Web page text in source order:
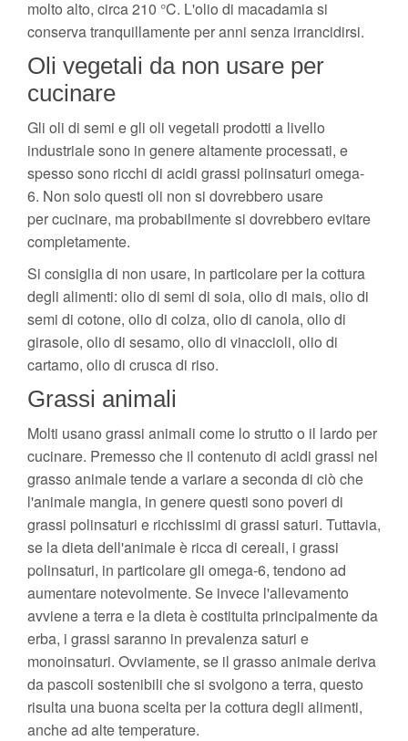
molto alto, circa 210 °C. L'olio di macadamia si
conserva tranquillamente per anni senza irrancidirsi.
Oli vegetali da non usare per
cucinare
Gli oli di semi e gli oli vegetali prodotti a livello
industriale sono in genere altamente processati, e
spesso sono ricchi di acidi grassi polinsaturi omega-
6. Non solo questi oli non si dovrebbero usare
per cucinare, ma probabilmente si dovrebbero evitare
completamente.
Si consiglia di non usare, in particolare per la cottura
degli alimenti: olio di semi di soia, olio di mais, olio di
semi di cotone, olio di colza, olio di canola, olio di
girasole, olio di sesamo, olio di vinaccioli, olio di
cartamo, olio di crusca di riso.
Grassi animali
Molti usano grassi animali come lo strutto o il lardo per
cucinare. Premesso che il contenuto di acidi grassi nel
grasso animale tende a variare a seconda di ciò che
l'animale mangia, in genere questi sono poveri di
grassi polinsaturi e ricchissimi di grassi saturi. Tuttavia,
se la dieta dell'animale è ricca di cereali, i grassi
polinsaturi, in particolare gli omega-6, tendono ad
aumentare notevolmente. Se invece l'allevamento
avviene a terra e la dieta è costituita principalmente da
erba, i grassi saranno in prevalenza saturi e
monoinsaturi. Ovviamente, se il grasso animale deriva
da pascoli sostenibili che si svolgono a terra, questo
risulta una buona scelta per la cottura degli alimenti,
anche ad alte temperature.